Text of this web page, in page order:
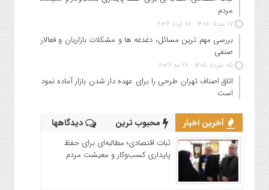
مردم
17 مرداد 1405 - 08 اوت 2026
بررسی مهم ترین مسائل، دغدغه ها و مشکلات بازاریان و فعالان
صنفی
05 خرداد 1405 - 26 مه 2026
اتاق اصناف تهران طرحی را برای عهده دار شدن بازار آماده نموده
است
آخرین اخبار محبوب ترین دیدگاهها
ثبات اقتصادی؛ مطالبه‌ای برای حفظ
پایداری کسب‌وکار و معیشت مردم